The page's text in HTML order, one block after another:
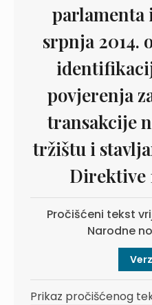
parlamenta
srpnja 2014.
povjerenja
transakcije
tržištu i
Direktive
Pročišćeni tekst
Narodne
Prikaz pročišćenog